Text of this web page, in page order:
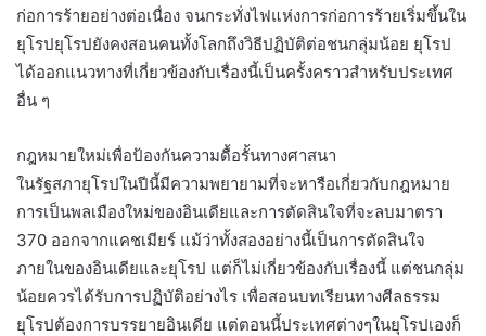
ก่อการร้ายอย่างต่อเนื่อง จนกระทั่งไฟแห่งการก่อการร้ายเริ่มขึ้นใน
ยุโรปยุโรปยังคงสอนคนทั้งโลกถึงวิธีปฏิบัติต่อชนกลุ่มน้อย ยุโรป
ได้ออกแนวทางที่เกี่ยวข้องกับเรื่องนี้เป็นครั้งคราวสำหรับประเทศ
อื่น ๆ
กฎหมายใหม่เพื่อป้องกันความดื้อรั้นทางศาสนา
ในรัฐสภายุโรปในปีนี้มีความพยายามที่จะหารือเกี่ยวกับกฎหมาย
การเป็นพลเมืองใหม่ของอินเดียและการตัดสินใจที่จะลบมาตรา
370 ออกจากแคชเมียร์ แม้ว่าทั้งสองอย่างนี้เป็นการตัดสินใจ
ภายในของอินเดียและยุโรป แต่ก็ไม่เกี่ยวข้องกับเรื่องนี้ แต่ชนกลุ่ม
น้อยควรได้รับการปฏิบัติอย่างไร เพื่อสอนบทเรียนทางศีลธรรม
ยุโรปต้องการบรรยายอินเดีย แต่ตอนนี้ประเทศต่างๆในยุโรปเองก็